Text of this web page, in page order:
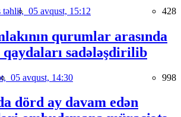
təhlil, 05 avqust, 15:12 428
qurumlar arasında
sadələşdirilib
05 avqust, 14:30 998
dörd ay davam edən